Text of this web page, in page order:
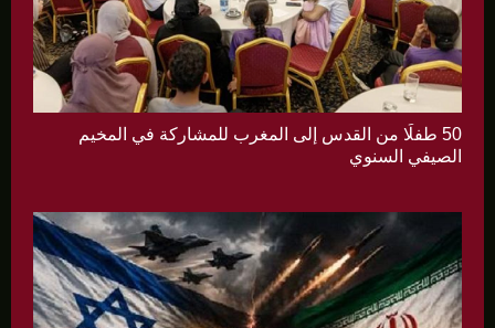
50 طفلًا من القدس إلى المغرب للمشاركة في المخيم
الصيفي السنوي